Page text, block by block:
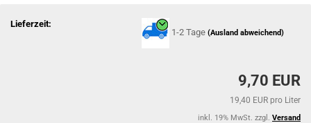
Lieferzeit:
1-2 Tage(Ausland abweichend)
9,70 EUR
19,40 EUR pro Liter
inkl. 19% MwSt. zzgl. Versand